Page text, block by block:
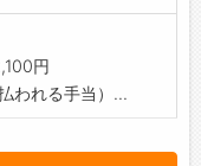
円
われる手当）...